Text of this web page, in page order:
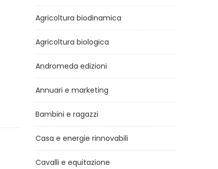
Agricoltura biodinamica
Agricoltura biologica
Andromeda edizioni
Annuari e marketing
Bambini e ragazzi
Casa e energie rinnovabili
Cavalli e equitazione